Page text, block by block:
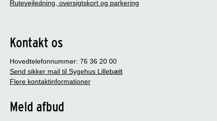
Rutevejledning, oversigtskort og parkering
Kontakt os
Hovedtelefonnummer: 76 36 20 00
Send sikker mail til Sygehus Lillebælt
Flere kontaktinformationer
Meld afbud